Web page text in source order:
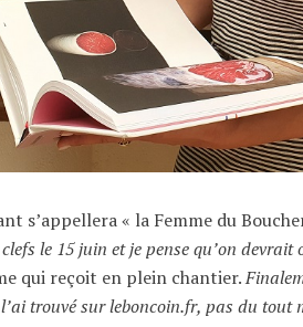
s’appellera « la Femme du
clefs le 15 juin et je pense qu’on
qui reçoit en plein chantier.
l’ai trouvé sur leboncoin.fr, pas du tout